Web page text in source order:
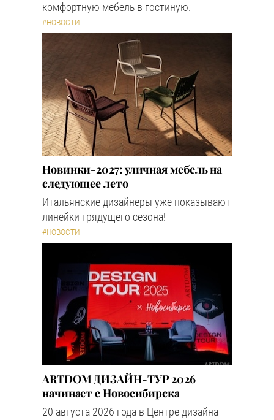
комфортную мебель в гостиную.
#НОВОСТИ
Новинки-2027: уличная мебель на
следующее лето
Итальянские дизайнеры уже показывают
линейки грядущего сезона!
#НОВОСТИ
ARTDOM ДИЗАЙН-ТУР 2026
начинает с Новосибирска
20 августа 2026 года в Центре дизайна